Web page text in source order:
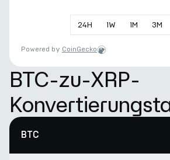
24H 1W 1M 3M
Powered by CoinGecko
BTC-zu-XRP-
BTC